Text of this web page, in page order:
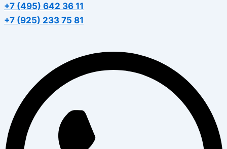
+7 (495) 642 36 11
+7 (925) 233 75 81